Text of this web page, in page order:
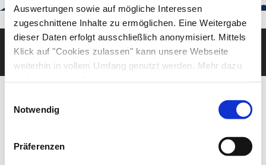
Auswertungen sowie auf mögliche Interessen
zugeschnittene Inhalte zu ermöglichen. Eine Weitergabe
dieser Daten erfolgt ausschließlich anonymisiert. Mittels
Klick auf "Cookies zulassen" kann unsere Webseite
weiterhin in vollem Umfang genutzt werden. Mehr dazu
steht in unserer Datenschutzerklärung.
gelistet.
Notwendig
Präferenzen
Good to know
Deutsch English